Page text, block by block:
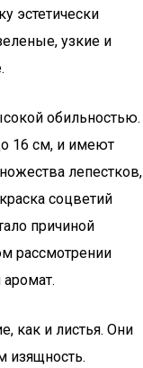
эстетически
узкие и
обильностью.
16 см, и имеют
лепестков,
соцветий
причиной
рассмотрении
как и листья. Они
изящность.